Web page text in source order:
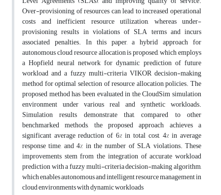
Over-provisioning of resources can lead to increased operational
costs and inefficient resource utilization, whereas under-
provisioning results in violations of SLA terms and incurs
associated penalties. In this paper, a hybrid approach for
autonomous cloud resource allocation is proposed, which employs
a Hopfield neural network for dynamic prediction of future
workload and a fuzzy multi-criteria VIKOR decision-making
method for optimal selection of resource allocation policies. The
proposed method has been evaluated in the CloudSim simulation
environment under various real and synthetic workloads.
Simulation results demonstrate that, compared to other
benchmarked methods, the proposed approach achieves a
significant average reduction of 6% in total cost, 4% in average
response time, and 4% in the number of SLA violations. These
improvements stem from the integration of accurate workload
prediction with a fuzzy multi-criteria decision-making algorithm,
which enables autonomous and intelligent resource management in
cloud environments with dynamic workloads